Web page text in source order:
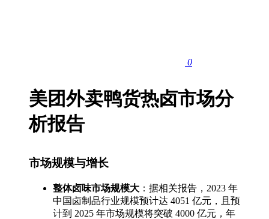
0
美团外卖鸭货热卤市场分
析报告
市场规模与增长
整体卤味市场规模大 ：据相关报告，2023 年
中国卤制品行业规模预计达 4051 亿元，且预
计到 2025 年市场规模将突破 4000 亿元，年